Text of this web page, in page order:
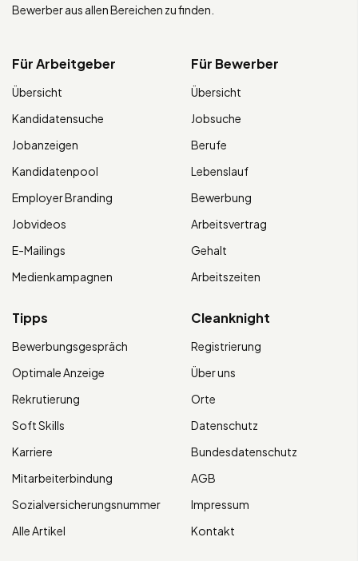
Bewerber aus allen Bereichen zu finden.
Für Arbeitgeber
Übersicht
Kandidatensuche
Jobanzeigen
Kandidatenpool
Employer Branding
Jobvideos
E-Mailings
Medienkampagnen
Für Bewerber
Übersicht
Jobsuche
Berufe
Lebenslauf
Bewerbung
Arbeitsvertrag
Gehalt
Arbeitszeiten
Tipps
Bewerbungsgespräch
Optimale Anzeige
Rekrutierung
Soft Skills
Karriere
Mitarbeiterbindung
Sozialversicherungsnummer
Alle Artikel
Cleanknight
Registrierung
Über uns
Orte
Datenschutz
Bundesdatenschutz
AGB
Impressum
Kontakt